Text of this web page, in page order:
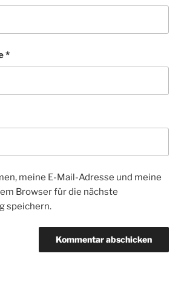
*
meine E-Mail-Adresse und meine
Browser für die nächste
speichern.